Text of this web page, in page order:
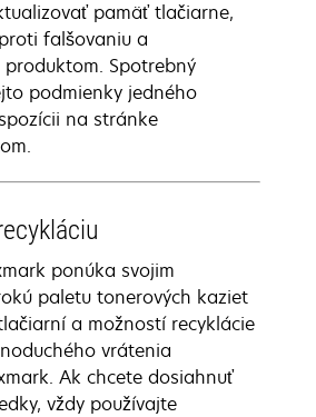
pamäť tlačiarne,
falšovaniu a
Spotrebný
podmienky jedného
na stránke
ponúka svojim
paletu tonerových kaziet
a možností recyklácie
vrátenia
Ak chcete dosiahnuť
vždy používajte